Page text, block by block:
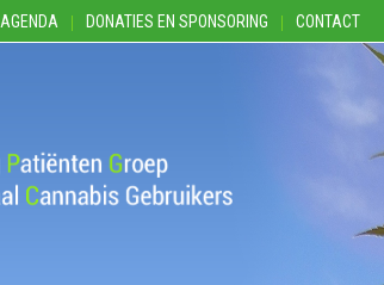
AGENDA DONATIES EN SPONSORING CONTACT